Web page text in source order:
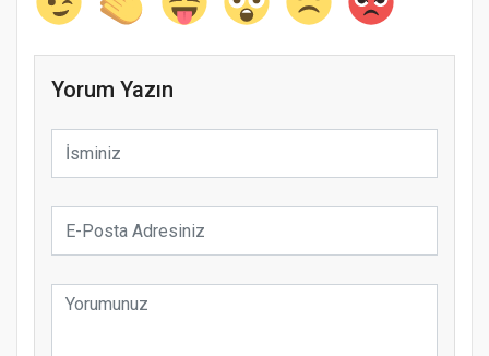
Yorum Yazın